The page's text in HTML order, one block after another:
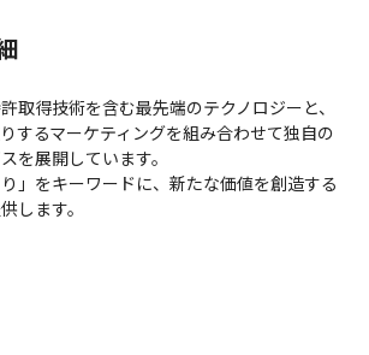
取得技術を含む最先端のテクノロジーと、
するマーケティングを組み合わせて独自の
を展開しています。
」をキーワードに、新たな価値を創造する
します。